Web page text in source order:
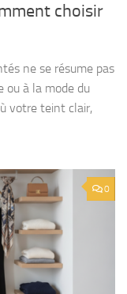
choisir
ne se résume pas
ou à la mode du
votre teint clair,
0